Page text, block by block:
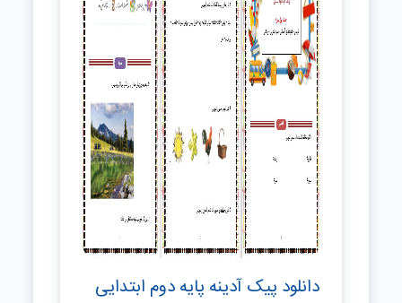
دانلود پیک آدینه پایه دوم ابتدایی